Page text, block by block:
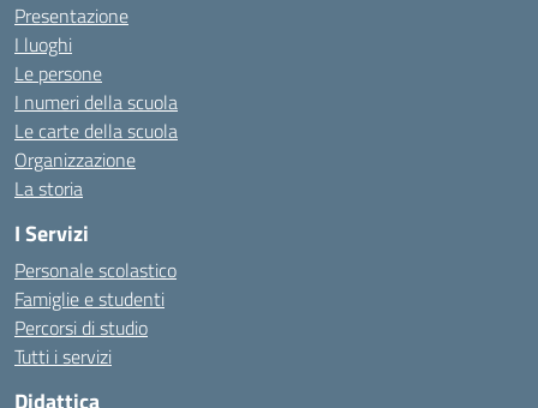
Presentazione
I luoghi
Le persone
I numeri della scuola
Le carte della scuola
Organizzazione
La storia
I Servizi
Personale scolastico
Famiglie e studenti
Percorsi di studio
Tutti i servizi
Didattica